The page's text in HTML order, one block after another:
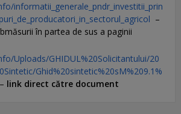
informatii_generale_pndr_investitii_prin
–
în partea de sus a paginii
Uploads/GHIDUL%20Solicitantului/20
Ghid%20sintetic%20sM%209.1%
link direct către document